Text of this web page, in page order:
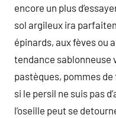
encore un plus
sol argileux ira
épinards, aux fèves ou
tendance sablonneuse
pastèques, pommes
si le persil ne suis pas
l’oseille peut se